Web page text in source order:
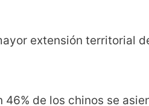
extensión territorial
de los chinos se